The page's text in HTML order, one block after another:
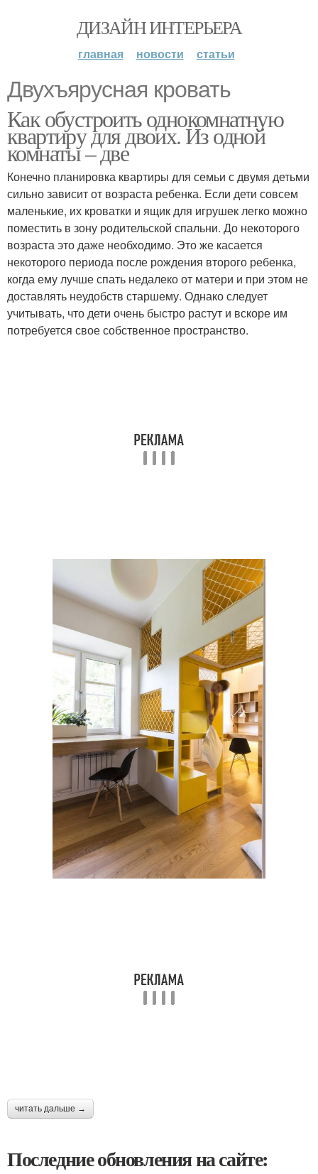
ДИЗАЙН ИНТЕРЬЕРА
главная новости статьи
Двухъярусная кровать
Как обустроить однокомнатную
квартиру для двоих. Из одной
комнаты – две
Конечно планировка квартиры для семьи с двумя детьми
сильно зависит от возраста ребенка. Если дети совсем
маленькие, их кроватки и ящик для игрушек легко можно
поместить в зону родительской спальни. До некоторого
возраста это даже необходимо. Это же касается
некоторого периода после рождения второго ребенка,
когда ему лучше спать недалеко от матери и при этом не
доставлять неудобств старшему. Однако следует
учитывать, что дети очень быстро растут и вскоре им
потребуется свое собственное пространство.
читать дальше →
Последние обновления на сайте: